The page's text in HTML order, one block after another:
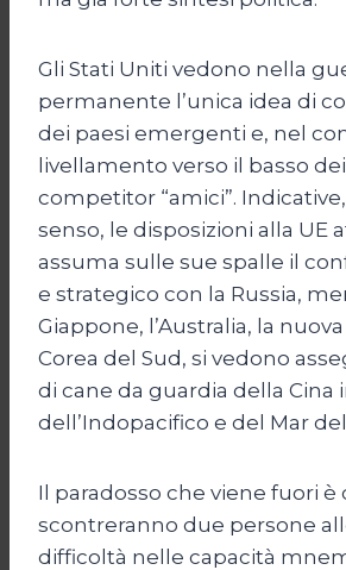
Gli Stati Uniti vedono nella
permanente l’unica idea di
dei paesi emergenti e, nel
livellamento verso il basso
competitor “amici”.
senso, le disposizioni alla UE
assuma sulle sue spalle il
e strategico con la Russia,
Giappone, l’Australia, la
Corea del Sud, si vedono
di cane da guardia della Cina
dell’Indopacifico e del Mar
Il paradosso che viene fuori è
scontreranno due persone
difficoltà nelle capacità